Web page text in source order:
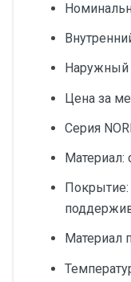
Наружный
Цена за
Серия
Материал:
Материал